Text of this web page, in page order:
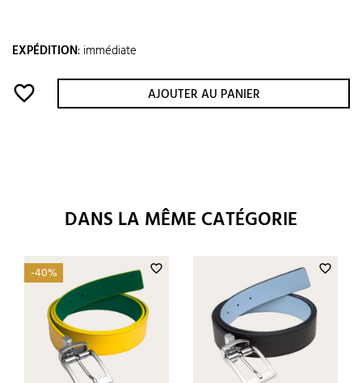
EXPÉDITION: immédiate
favorite_border AJOUTER AU PANIER
DANS LA MÊME CATÉGORIE
favorite_border
-40% favorite_border